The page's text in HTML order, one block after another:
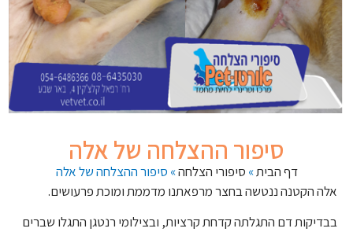
סיפור ההצלחה של אלה
דף הבית» סיפורי הצלחה» סיפור ההצלחה של אלה
אלה הקטנה ננטשה בחצר מרפאתנו מדממת ומוכת פרעושים.
בבדיקות דם התגלתה קדחת קרציות, ובצילומי רנטגן התגלו שברים